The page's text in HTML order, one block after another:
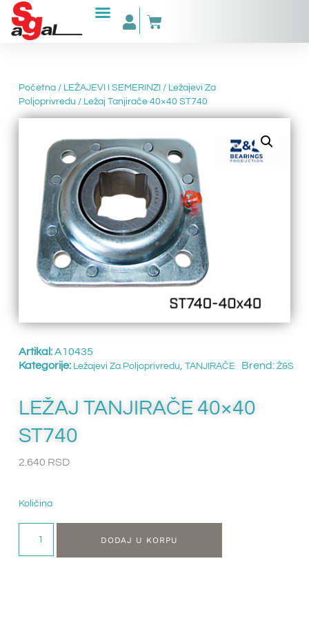
Početna/ LEŽAJEVI I SEMERINZI / Ležajevi Za
Poljoprivredu / Ležaj Tanjirače 40×40 ST740
Artikal:A10435
Kategorije: Ležajevi Za Poljoprivredu TANJIRAČE Brend: Ž&S
LEŽAJ TANJIRAČE 40×40
ST740
2.640 RSD
Količina
DODAJ U KORPU